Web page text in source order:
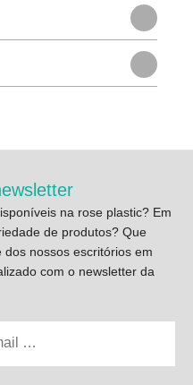
na rose plastic? Em
de produtos? Que
nossos escritórios em
com o newsletter da